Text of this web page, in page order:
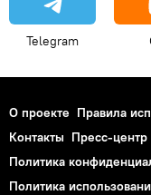
Telegram
О проекте Правила
Контакты Пресс-центр
Политика
Политика